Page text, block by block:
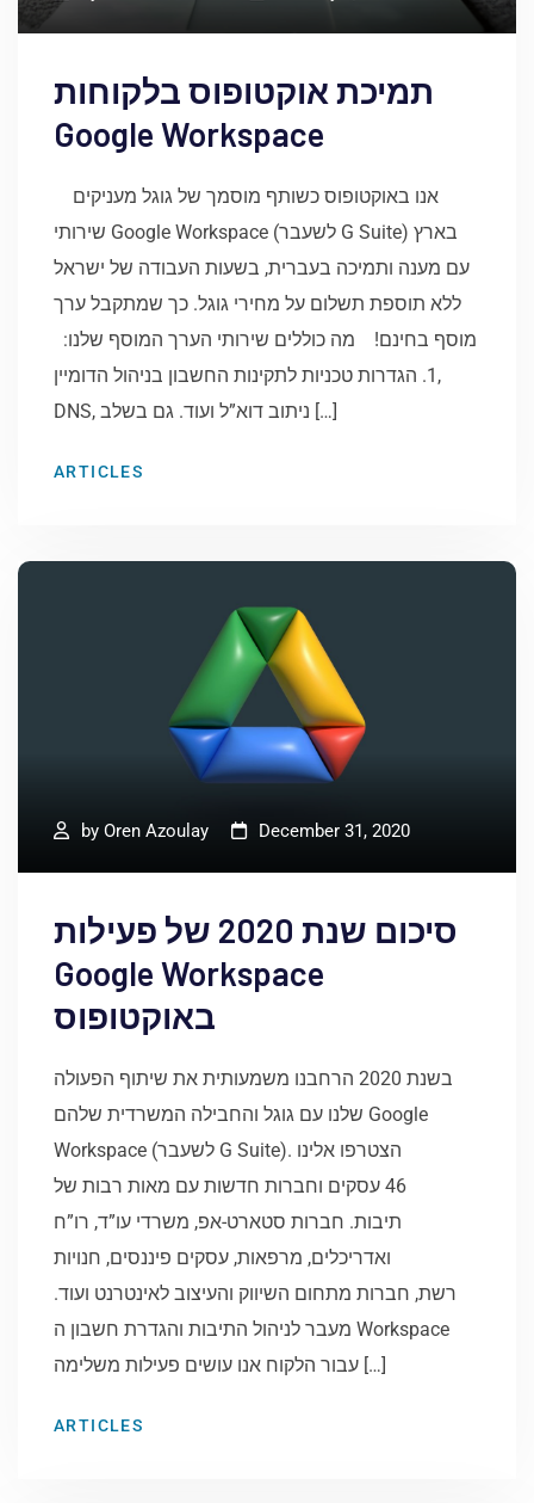
תמיכת אוקטופוס בלקוחות
Google Workspace
שירותי Google Workspace (לשעבר G Suite) בארץ
עם מענה ותמיכה בעברית, בשעות העבודה של ישראל
ללא תוספת תשלום על מחירי גוגל. כך שמתקבל ערך
מוסף בחינם! מה כוללים שירותי הערך המוסף שלנו:
1. הגדרות טכניות לתקינות החשבון בניהול הדומיין,
DNS, ניתוב דוא”ל ועוד. גם בשלב […]
ARTICLES
by Oren Azoulay December 31, 2020
סיכום שנת 2020 של פעילות
Google Workspace
באוקטופוס
בשנת 2020 הרחבנו משמעותית את שיתוף הפעולה
שלנו עם גוגל והחבילה המשרדית שלהם Google
Workspace (לשעבר G Suite). הצטרפו אלינו
46 עסקים וחברות חדשות עם מאות רבות של
תיבות. חברות סטארט-אפ, משרדי עו”ד, רו”ח
ואדריכלים, מרפאות, עסקים פיננסים, חנויות
רשת, חברות מתחום השיווק והעיצוב לאינטרנט ועוד.
מעבר לניהול התיבות והגדרת חשבון ה Workspace
עבור הלקוח אנו עושים פעילות משלימה […]
ARTICLES